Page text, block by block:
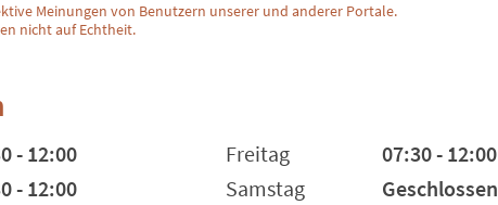
Meinungen von Benutzern unserer und anderer Portale.
nicht auf Echtheit.
- 12:00
- 12:00
Freitag
07:30 - 12:00
Samstag
Geschlossen